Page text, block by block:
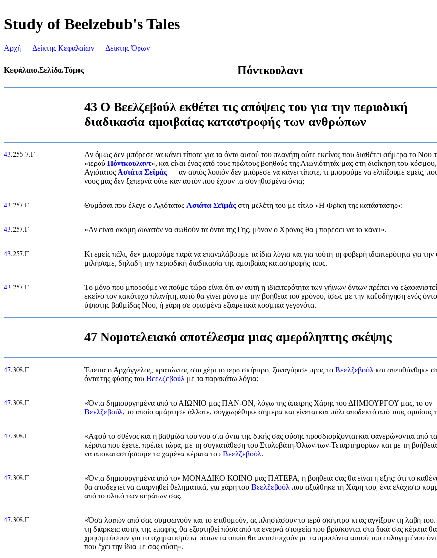
Study of Beelzebub's Tales
Αρχή Δείκτης Κεφαλαίων Δείκτης Όρων
Κεφάλαιο.Σελίδα.Τόμος Πόντκουλαντ
43 Ο Βεελζεβούλ εκθέτει τις απόψεις του για την περιοδική
διαδικασία αμοιβαίας καταστροφής των ανθρώπων
43.256-7.Γ
Αν όμως δεν μπόρεσε να κάνει τίποτε για τα όντα αυτού του πλανήτη ούτε εκείνος που διαθέτει σήμερα το Νου
«ιερού Πόντκουλαντ», και είναι ένας από τους πρώτους βοηθούς της Αιωνιότητάς μας στη διοίκηση του
Αγιότατος Ασιάτα Σεϊμάς — αν αυτός λοιπόν δεν μπόρεσε να κάνει τίποτε, τι μπορούμε να ελπίζουμε εμείς,
νους μας δεν ξεπερνά ούτε καν αυτόν που έχουν τα συνηθισμένα όντα;
43.257.Γ Θυμάσαι που έλεγε ο Αγιότατος Ασιάτα Σεϊμάς στη μελέτη του με τίτλο «Η Φρίκη της κατάστασης»:
43.257.Γ «Αν είναι ακόμη δυνατόν να σωθούν τα όντα της Γης, μόνον ο Χρόνος θα μπορέσει να το κάνει».
43.257.Γ
Κι εμείς πάλι, δεν μπορούμε παρά να επαναλάβουμε τα ίδια λόγια και για τούτη τη φοβερή ιδιαιτερότητα για την
μιλήσαμε, δηλαδή την περιοδική διαδικασία της αμοιβαίας καταστροφής τους.
43.257.Γ
Το μόνο που μπορούμε να πούμε τώρα είναι ότι αν αυτή η ιδιαιτερότητα των γήινων όντων πρέπει να
εκείνο τον κακότυχο πλανήτη, αυτό θα γίνει μόνο με την βοήθεια του χρόνου, ίσως με την καθοδήγηση ενός
ύψιστης βαθμίδας Νου, ή χάρη σε ορισμένα εξαιρετικά κοσμικά γεγονότα.
47 Νομοτελειακό αποτέλεσμα μιας αμερόληπτης σκέψης
47.308.Γ Έπειτα ο Αρχάγγελος, κρατώντας στο χέρι το ιερό σκήπτρο, ξαναγύρισε προς το Βεελζεβούλ και απευθύνθηκε
όντα της φύσης του Βεελζεβούλ με τα παρακάτω λόγια:
47.308.Γ
«Όντα δημιουργημένα από το ΑΙΩΝΙΟ μας ΠΑΝ-ΟΝ, λόγω της άπειρης Χάρης του ΔΗΜΙΟΥΡΓΟΥ μας, το ον
Βεελζεβούλ, το οποίο αμάρτησε άλλοτε, συγχωρέθηκε σήμερα και γίνεται και πάλι αποδεκτό από τους ομοίους
47.308.Γ
«Αφού το σθένος και η βαθμίδα του νου στα όντα της δικής σας φύσης προσδιορίζονται και φανερώνονται από τα
κέρατα που έχετε, πρέπει τώρα, με τη συγκατάθεση του Στυλοβάτη-Όλων-των-Τεταρτημορίων και με τη
να αποκαταστήσουμε τα χαμένα κέρατα του Βεελζεβούλ.
47.308.Γ
«Όντα δημιουργημένα από τον ΜΟΝΑΔΙΚΟ ΚΟΙΝΟ μας ΠΑΤΕΡΑ, η βοήθειά σας θα είναι η εξής: ότι το
θα αποδεχτεί να απαρνηθεί θεληματικά, για χάρη του Βεελζεβούλ που αξιώθηκε τη Χάρη του, ένα ελάχιστο
από το υλικό των κεράτων σας.
47.308.Γ
«Όσα λοιπόν από σας συμφωνούν και το επιθυμούν, ας πλησιάσουν το ιερό σκήπτρο κι ας αγγίξουν τη λαβή
τη διάρκεια αυτής της επαφής, θα εξαρτηθεί πόσα από τα ενεργά στοιχεία που βρίσκονται στα δικά σας κέρατα θα
χρησιμεύσουν για το σχηματισμό κεράτων τα οποία θα αντιστοιχούν με τα προσόντα αυτού του ευλογημένου
που έχει την ίδια με σας φύση».